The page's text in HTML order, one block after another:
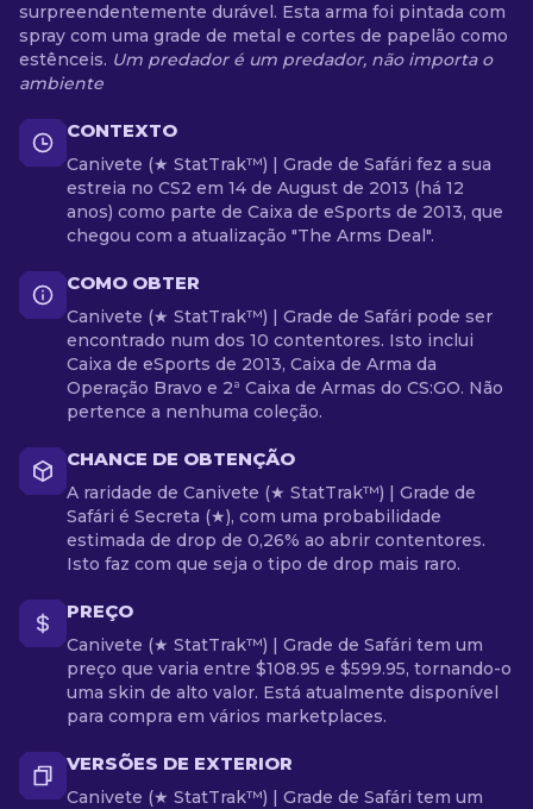
surpreendentemente durável. Esta arma foi pintada com
spray com uma grade de metal e cortes de papelão como
estênceis. Um predador é um predador, não importa o
ambiente
CONTEXTO
Canivete (★ StatTrak™) | Grade de Safári fez a sua
estreia no CS2 em 14 de August de 2013 (há 12
anos) como parte de Caixa de eSports de 2013, que
chegou com a atualização "The Arms Deal".
COMO OBTER
Canivete (★ StatTrak™) | Grade de Safári pode ser
encontrado num dos 10 contentores. Isto inclui
Caixa de eSports de 2013, Caixa de Arma da
Operação Bravo e 2ª Caixa de Armas do CS:GO. Não
pertence a nenhuma coleção.
CHANCE DE OBTENÇÃO
A raridade de Canivete (★ StatTrak™) | Grade de
Safári é Secreta (★), com uma probabilidade
estimada de drop de 0,26% ao abrir contentores.
Isto faz com que seja o tipo de drop mais raro.
PREÇO
Canivete (★ StatTrak™) | Grade de Safári tem um
preço que varia entre $108.95 e $599.95, tornando-o
uma skin de alto valor. Está atualmente disponível
para compra em vários marketplaces.
VERSÕES DE EXTERIOR
Canivete (★ StatTrak™) | Grade de Safári tem um